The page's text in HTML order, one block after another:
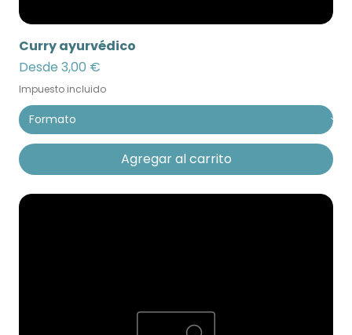
Curry ayurvédico
Desde 3,00 €
Precio de oferta
Impuesto incluido
Agregar al carrito